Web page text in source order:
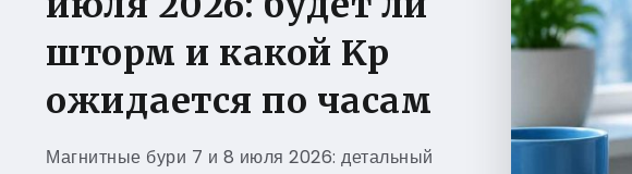
шторм и какой Kp
ожидается по часам
Магнитные бури 7 и 8 июля 2026: детальный